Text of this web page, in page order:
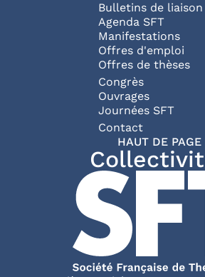
Bulletins de liaison
Agenda SFT
Manifestations
Offres d'emploi
Offres de thèses
Congrès
Ouvrages
Journées SFT
Pied de page
Contact
HAUT DE PAGE